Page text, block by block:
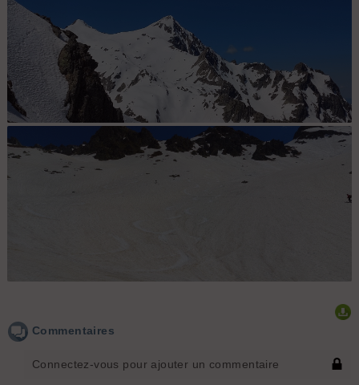
Commentaires
Connectez-vous pour ajouter un commentaire